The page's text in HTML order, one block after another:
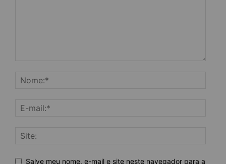
Salve meu nome, e-mail e site neste navegador para a